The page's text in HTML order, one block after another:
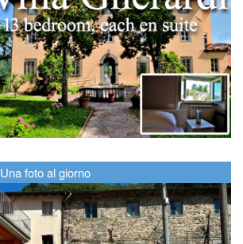
Una foto al giorno